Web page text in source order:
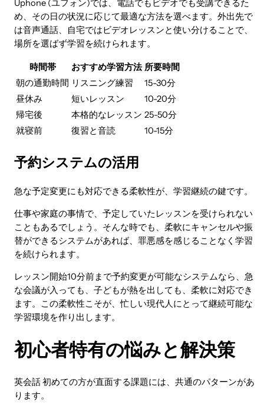
Uphone (ユフォン)では、電話でもビデオでも受講できるた
め、その日の状況に応じて最適な方法を選べます。外出先で
は音声通話、自宅ではビデオレッスンと使い分けることで、
場所を選ばず学習を続けられます。
時間帯 おすすめ学習方法 所要時間
朝の通勤時間 リスニング練習
15-30分
昼休み
短いレッスン
10-20分
帰宅後
本格的なレッスン 25-50分
就寝前
復習と音読 10-15分
予約システムの活用
急な予定変更にも対応できる柔軟性が、学習継続の鍵です。
仕事や家庭の事情で、予定していたレッスンを受けられない
こともあるでしょう。そんな時でも、柔軟にキャンセルや振
替ができるシステムがあれば、罪悪感を感じることなく学習
を続けられます。
レッスン開始10分前まで予約変更が可能なシステムなら、急
な会議が入っても、子どもが熱を出しても、柔軟に対応でき
ます。この柔軟性こそが、忙しい現代人にとって継続可能な
学習環境を作り出します。
初心者特有の悩みと解決策
英会話 初めての方が直面する課題には、共通のパターンがあ
ります。